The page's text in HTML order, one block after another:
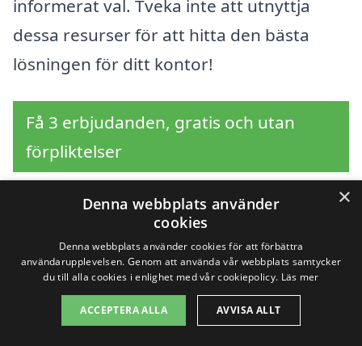
informerat val. Tveka inte att utnyttja
dessa resurser för att hitta den bästa
lösningen för ditt kontor!
Få 3 erbjudanden, gratis och utan
förpliktelser
Sök efter professionell
kontorsstädning i
andra städer nära Norr
×
Denna webbplats använder
cookies
Denna webbplats använder cookies för att förbättra
användarupplevelsen. Genom att använda vår webbplats samtycker
du till alla cookies i enlighet med vår cookiepolicy. Läs mer
ACCEPTERA ALLA AVVISA ALLT